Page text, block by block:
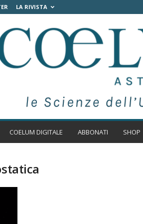
LA RIVISTA
COELUM DIGITALE ABBONATI SHOP